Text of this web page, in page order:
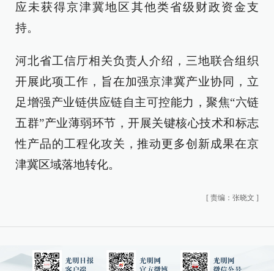
应未获得京津冀地区其他类省级财政资金支
持。
河北省工信厅相关负责人介绍，三地联合组织
开展此项工作，旨在加强京津冀产业协同，立
足增强产业链供应链自主可控能力，聚焦“六链
五群”产业薄弱环节，开展关键核心技术和标志
性产品的工程化攻关，推动更多创新成果在京
津冀区域落地转化。
[ 责编：张晓文 ]